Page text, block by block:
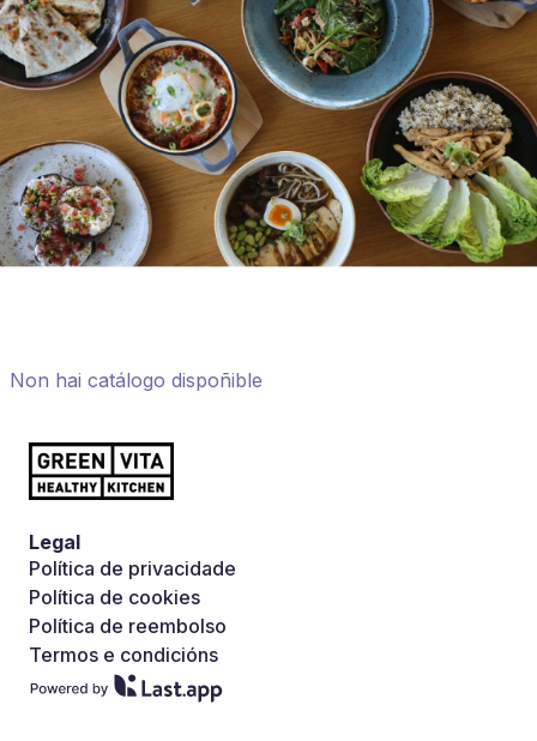
Non hai catálogo dispoñible
Legal
Política de privacidade
Política de cookies
Política de reembolso
Termos e condicións